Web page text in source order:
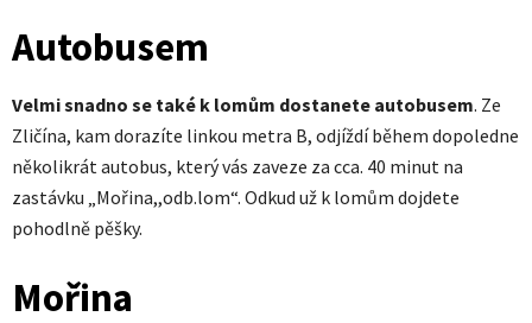
Autobusem
Velmi snadno se také k lomům dostanete autobusem. Ze
Zličína, kam dorazíte linkou metra B, odjíždí během dopoledne
několikrát autobus, který vás zaveze za cca. 40 minut na
zastávku „Mořina,,odb.lom“. Odkud už k lomům dojdete
pohodlně pěšky.
Mořina